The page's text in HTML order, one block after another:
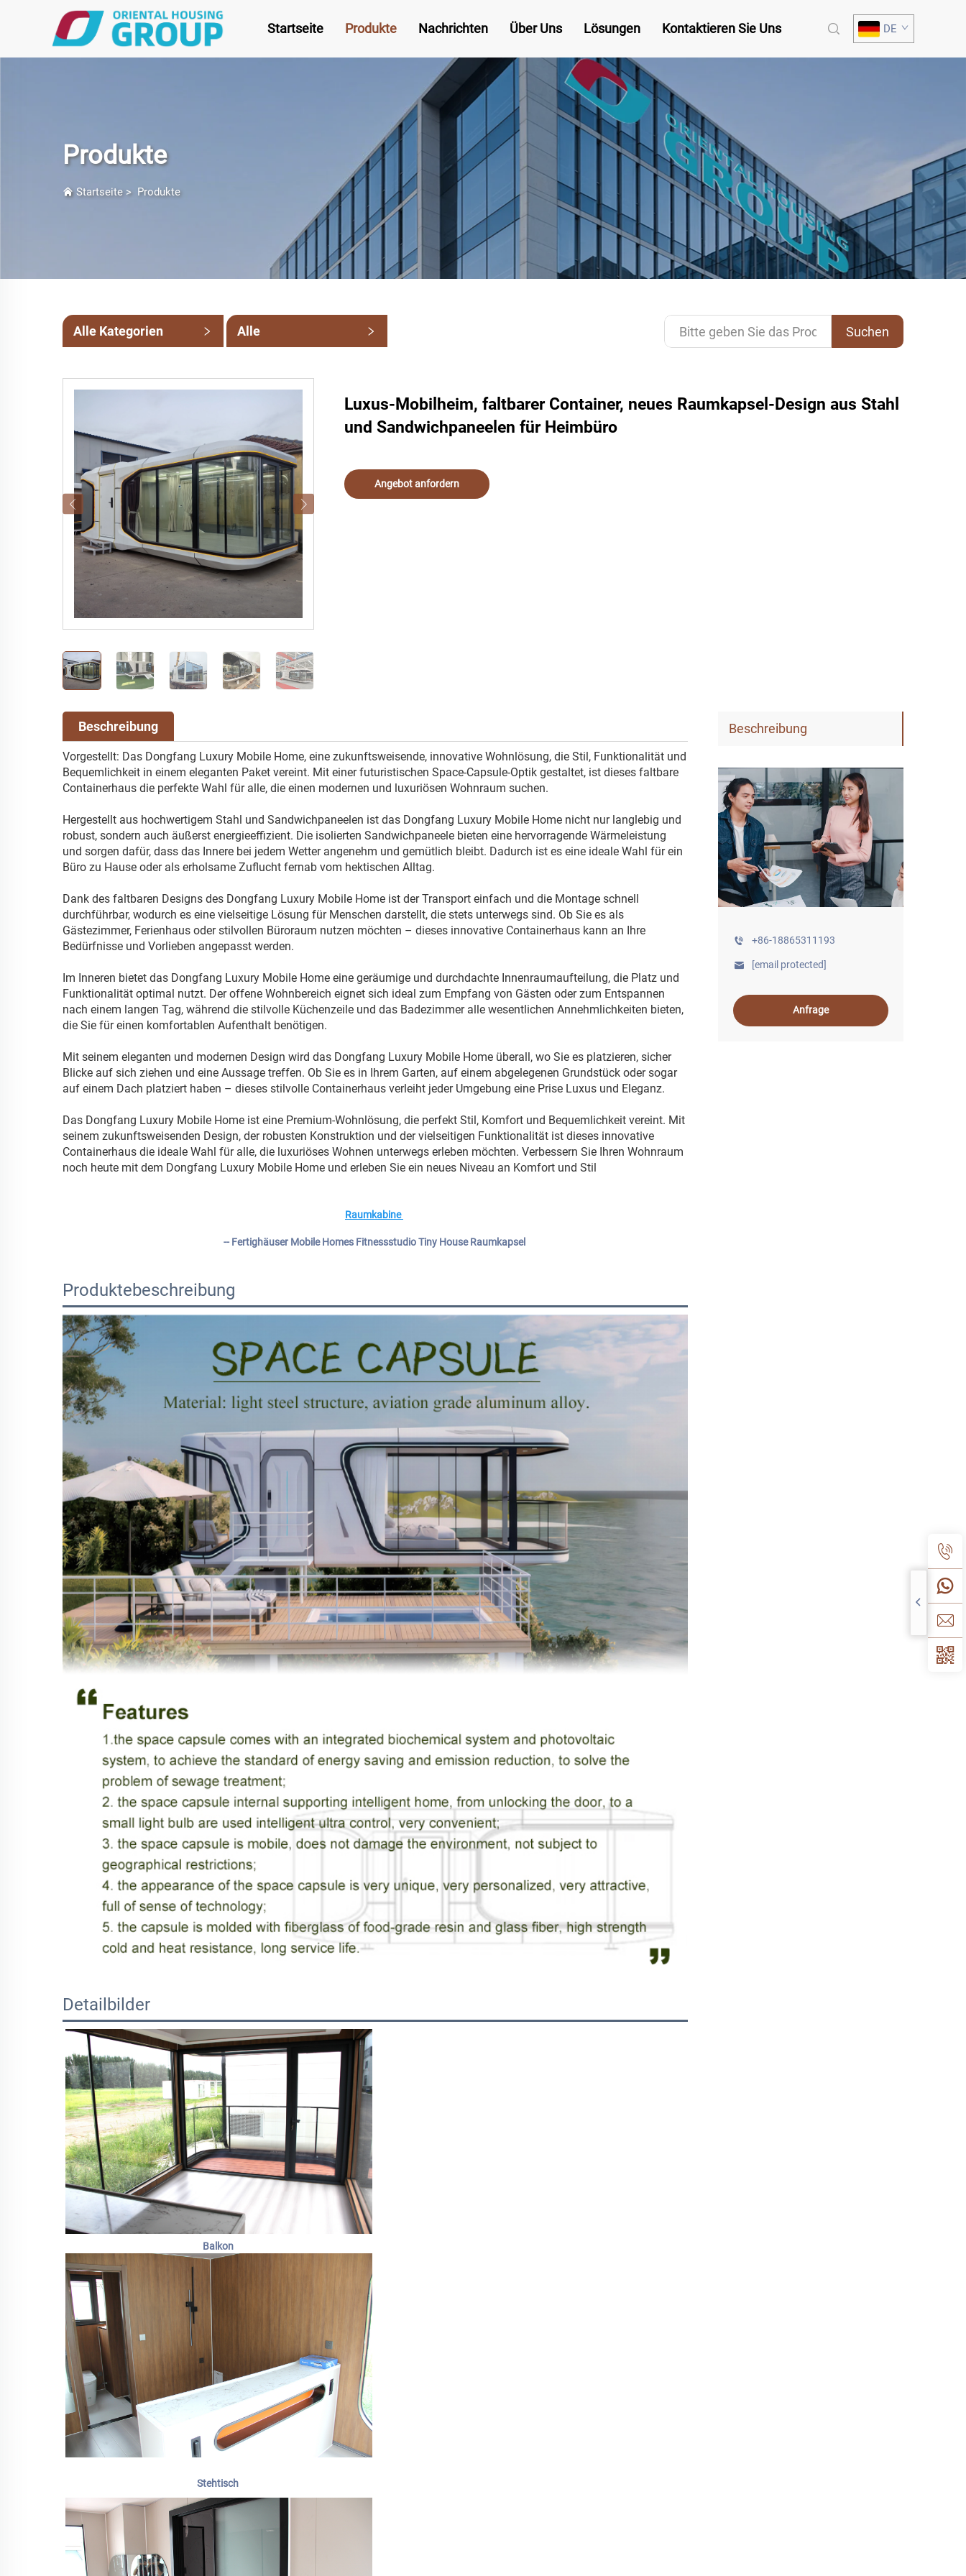
Startseite Produkte Nachrichten Über Uns Lösungen Kontaktieren Sie Uns DE
Produkte
Startseite > Produkte
Alle Kategorien Alle Suchen
Luxus-Mobilheim, faltbarer Container, neues Raumkapsel-Design aus Stahl
und Sandwichpaneelen für Heimbüro
Angebot anfordern
Beschreibung
+86-18865311193
[email protected]
Anfrage
Beschreibung
Vorgestellt: Das Dongfang Luxury Mobile Home, eine zukunftsweisende, innovative Wohnlösung, die Stil, Funktionalität und
Bequemlichkeit in einem eleganten Paket vereint. Mit einer futuristischen Space-Capsule-Optik gestaltet, ist dieses faltbare
Containerhaus die perfekte Wahl für alle, die einen modernen und luxuriösen Wohnraum suchen.
Hergestellt aus hochwertigem Stahl und Sandwichpaneelen ist das Dongfang Luxury Mobile Home nicht nur langlebig und
robust, sondern auch äußerst energieeffizient. Die isolierten Sandwichpaneele bieten eine hervorragende Wärmeleistung
und sorgen dafür, dass das Innere bei jedem Wetter angenehm und gemütlich bleibt. Dadurch ist es eine ideale Wahl für ein
Büro zu Hause oder als erholsame Zuflucht fernab vom hektischen Alltag.
Dank des faltbaren Designs des Dongfang Luxury Mobile Home ist der Transport einfach und die Montage schnell
durchführbar, wodurch es eine vielseitige Lösung für Menschen darstellt, die stets unterwegs sind. Ob Sie es als
Gästezimmer, Ferienhaus oder stilvollen Büroraum nutzen möchten – dieses innovative Containerhaus kann an Ihre
Bedürfnisse und Vorlieben angepasst werden.
Im Inneren bietet das Dongfang Luxury Mobile Home eine geräumige und durchdachte Innenraumaufteilung, die Platz und
Funktionalität optimal nutzt. Der offene Wohnbereich eignet sich ideal zum Empfang von Gästen oder zum Entspannen
nach einem langen Tag, während die stilvolle Küchenzeile und das Badezimmer alle wesentlichen Annehmlichkeiten bieten,
die Sie für einen komfortablen Aufenthalt benötigen.
Mit seinem eleganten und modernen Design wird das Dongfang Luxury Mobile Home überall, wo Sie es platzieren, sicher
Blicke auf sich ziehen und eine Aussage treffen. Ob Sie es in Ihrem Garten, auf einem abgelegenen Grundstück oder sogar
auf einem Dach platziert haben – dieses stilvolle Containerhaus verleiht jeder Umgebung eine Prise Luxus und Eleganz.
Das Dongfang Luxury Mobile Home ist eine Premium-Wohnlösung, die perfekt Stil, Komfort und Bequemlichkeit vereint. Mit
seinem zukunftsweisenden Design, der robusten Konstruktion und der vielseitigen Funktionalität ist dieses innovative
Containerhaus die ideale Wahl für alle, die luxuriöses Wohnen unterwegs erleben möchten. Verbessern Sie Ihren Wohnraum
noch heute mit dem Dongfang Luxury Mobile Home und erleben Sie ein neues Niveau an Komfort und Stil
Raumkabine
-- Fertighäuser Mobile Homes Fitnessstudio Tiny House Raumkapsel
Produktebeschreibung
Detailbilder
Balkon
Stehtisch